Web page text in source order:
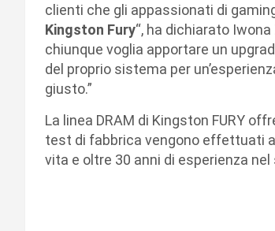
clienti che gli appassionati di
Kingston Fury“, ha dichiarato
chiunque voglia apportare un
del proprio sistema per
giusto.”
La linea DRAM di Kingston FURY
test di fabbrica vengono effettuati
vita e oltre 30 anni di esperienza